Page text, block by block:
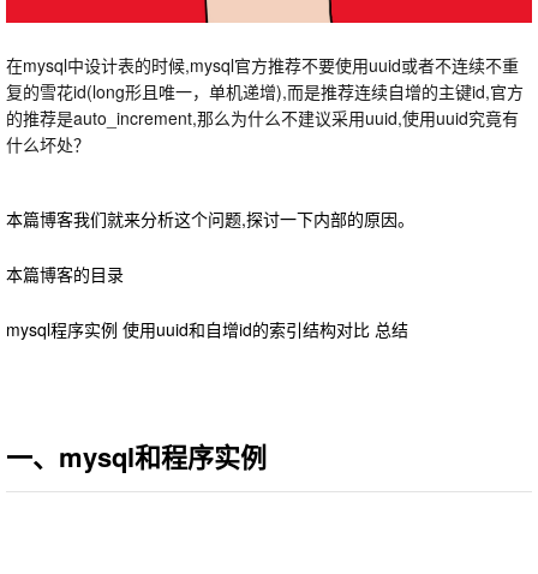
在mysql中设计表的时候,mysql官方推荐不要使用uuid或者不连续不重
复的雪花id(long形且唯一，单机递增),而是推荐连续自增的主键id,官方
的推荐是auto_increment,那么为什么不建议采用uuid,使用uuid究竟有
什么坏处？
本篇博客我们就来分析这个问题,探讨一下内部的原因。
本篇博客的目录
mysql程序实例 使用uuid和自增id的索引结构对比 总结
一、mysql和程序实例